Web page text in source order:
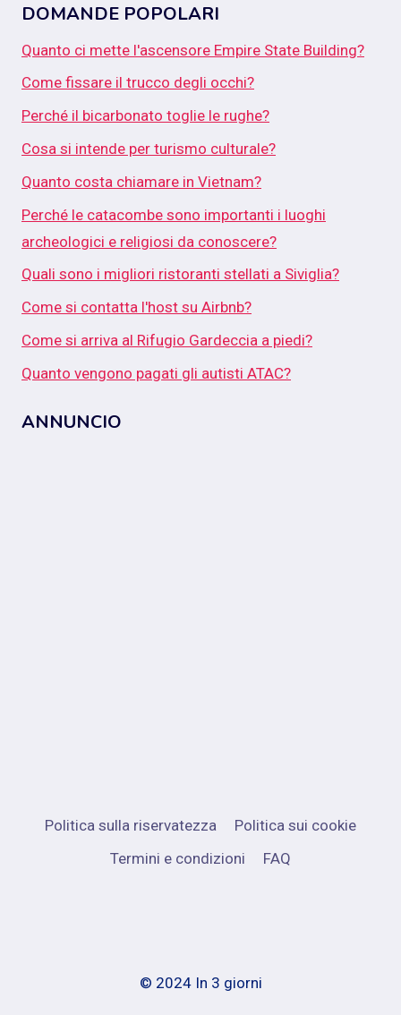
DOMANDE POPOLARI
Quanto ci mette l'ascensore Empire State Building?
Come fissare il trucco degli occhi?
Perché il bicarbonato toglie le rughe?
Cosa si intende per turismo culturale?
Quanto costa chiamare in Vietnam?
Perché le catacombe sono importanti i luoghi
archeologici e religiosi da conoscere?
Quali sono i migliori ristoranti stellati a Siviglia?
Come si contatta l'host su Airbnb?
Come si arriva al Rifugio Gardeccia a piedi?
Quanto vengono pagati gli autisti ATAC?
ANNUNCIO
Politica sulla riservatezza
Politica sui cookie
Termini e condizioni
FAQ
© 2024 In 3 giorni